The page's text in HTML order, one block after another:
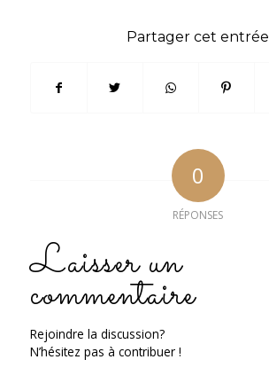
Partager cet entrée
0
RÉPONSES
Laisser un
commentaire
Rejoindre la discussion?
N’hésitez pas à contribuer !